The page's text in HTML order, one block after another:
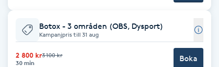
Botox - 3 områden (OBS, Dysport)
Kampanjpris till 31 aug
2 800 kr3 100 kr
30 min
Boka